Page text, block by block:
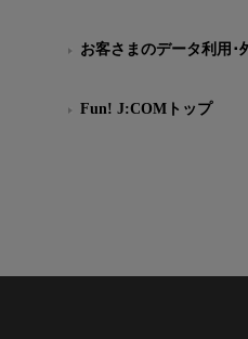
お客さまのデータ利用･
Fun! J:COMトップ